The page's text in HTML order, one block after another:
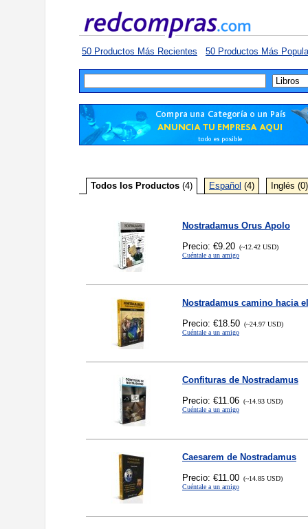
50 Productos Más Recientes 50 Productos Más
Todos los Productos (4) Español (4) Inglés
Nostradamus Orus Apolo
Precio: €9.20 (~12.42 USD)
Cuéntale a un amigo
Nostradamus camino hacia
Precio: €18.50 (~24.97 USD)
Cuéntale a un amigo
Confituras de Nostradamus
Precio: €11.06 (~14.93 USD)
Cuéntale a un amigo
Caesarem de Nostradamus
Precio: €11.00 (~14.85 USD)
Cuéntale a un amigo